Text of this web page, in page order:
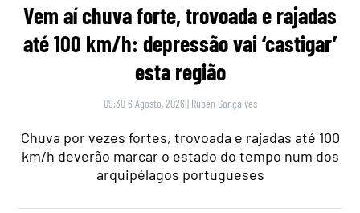
Vem aí chuva forte, trovoada e rajadas
até 100 km/h: depressão vai ‘castigar’
esta região
09:30 6 Agosto, 2026 | Rubén Gonçalves
Chuva por vezes fortes, trovoada e rajadas até 100
km/h deverão marcar o estado do tempo num dos
arquipélagos portugueses